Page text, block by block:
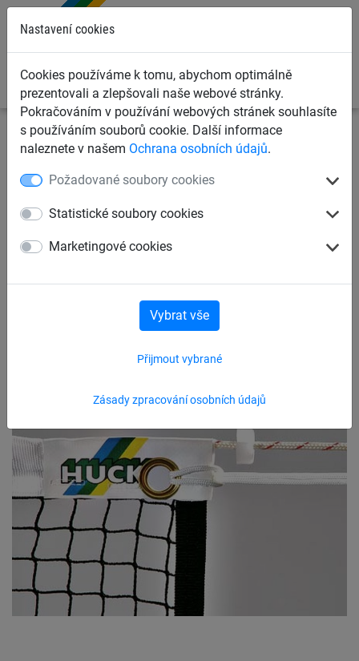
Nastavení cookies
Cookies používáme k tomu, abychom optimálně
prezentovali a zlepšovali naše webové stránky.
Pokračováním v používání webových stránek souhlasíte
s používáním souborů cookie. Další informace
naleznete v našem Ochrana osobních údajů.
Požadované soubory cookies
Statistické soubory cookies
Marketingové cookies
Zásady zpracování osobních údajů
Přijmout vybrané
Vybrat vše
Sportovní sítě Sítě na badminton Badmintonové sítě
Badmintonová turnajová síť
1,8 mm polypropylen